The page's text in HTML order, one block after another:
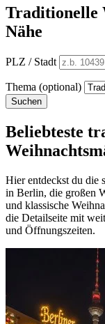
Traditionelle
Nähe
PLZ / Stadt
Thema (optional)
Suchen
Beliebteste
Hier entdeckst du die
in Berlin, die großen
und klassische
die Detailseite mit
und Öffnungszeiten.